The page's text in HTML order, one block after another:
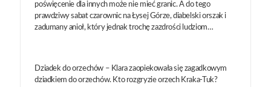
poświęcenie dla innych może nie mieć granic. A do tego
prawdziwy sabat czarownic na Łysej Górze, diabelski orszak i
zadumany anioł, który jednak trochę zazdrości ludziom…
Dziadek do orzechów – Klara zaopiekowała się zagadkowym
dziadkiem do orzechów. Kto rozgryzie orzech Kraka-Tuk?